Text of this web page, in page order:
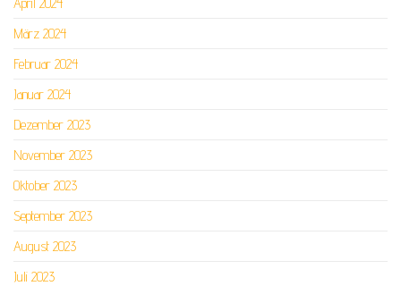
März 2024
Februar 2024
Januar 2024
Dezember 2023
November 2023
Oktober 2023
September 2023
August 2023
Juli 2023